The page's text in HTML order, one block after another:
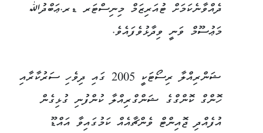
ދެއްވާނެކަމަށް ޓުއަރިޒަމް މިނިސްޓަރ ޑރ.ޢަބްދުﷲ
މަޢުސޫމް ވަނީ ވިދާޅުވެފައެވެ.
ޝަންރިއްލާ ރިސޯޓަކީ 2005 ގައި ދިވެހި ސަރުކާރާއި
ހޮންގް ކޮންގްގެ ޝަންގްރިއްލާ ކުންފުނި ގުޅިގެން
އުފެއްދި ޖޮއިންޓް ވެންޗާއެއް ކަމުގައިވާ އައްޑޫ